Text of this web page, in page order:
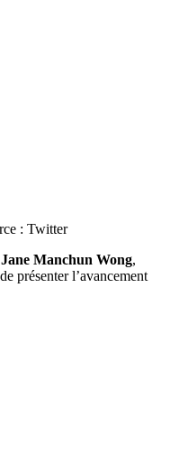
: Twitter
Jane Manchun Wong,
présenter l’avancement